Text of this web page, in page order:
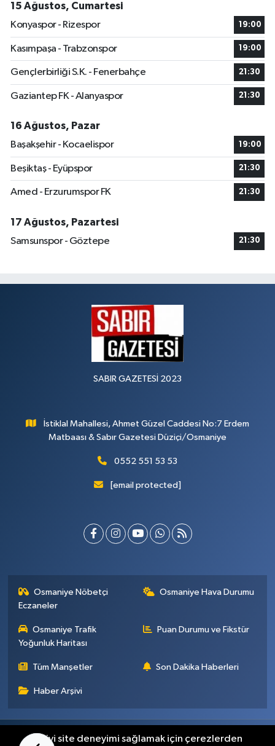
15 Ağustos, Cumartesi
Konyaspor - Rizespor
19:00
Kasımpaşa - Trabzonspor 19:00
Gençlerbirliği S.K. - Fenerbahçe 21:30
Gaziantep FK - Alanyaspor 21:30
16 Ağustos, Pazar
Başakşehir - Kocaelispor
19:00
Beşiktaş - Eyüpspor 21:30
Amed - Erzurumspor FK 21:30
17 Ağustos, Pazartesi
Samsunspor - Göztepe
21:30
SABIR GAZETESİ 2023
İstiklal Mahallesi, Ahmet Güzel Caddesi No:7 Erdem
Matbaası & Sabır Gazetesi Düziçi/Osmaniye
0552 551 53 53
[email protected]
Osmaniye Nöbetçi
Eczaneler
Osmaniye Hava Durumu
Osmaniye Trafik
Yoğunluk Haritası
Puan Durumu ve Fikstür
Tüm Manşetler Son Dakika Haberleri
Haber Arşivi
Künye İletişim Gizlilik Sözleşmesi
En iyi site deneyimi sağlamak için çerezlerden